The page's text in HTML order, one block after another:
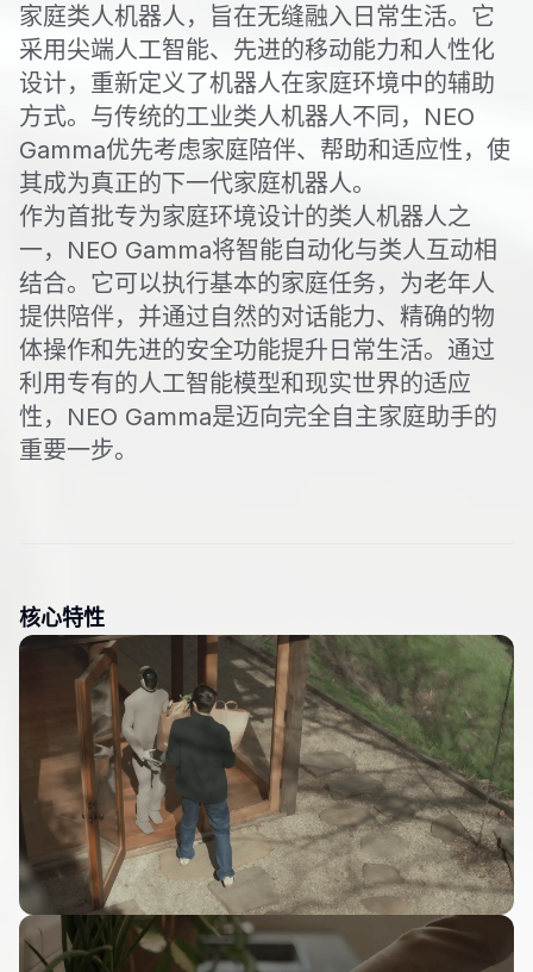
家庭类人机器人，旨在无缝融入日常生活。它
采用尖端人工智能、先进的移动能力和人性化
设计，重新定义了机器人在家庭环境中的辅助
方式。与传统的工业类人机器人不同，NEO
Gamma优先考虑家庭陪伴、帮助和适应性，使
其成为真正的下一代家庭机器人。
作为首批专为家庭环境设计的类人机器人之
一，NEO Gamma将智能自动化与类人互动相
结合。它可以执行基本的家庭任务，为老年人
提供陪伴，并通过自然的对话能力、精确的物
体操作和先进的安全功能提升日常生活。通过
利用专有的人工智能模型和现实世界的适应
性，NEO Gamma是迈向完全自主家庭助手的
重要一步。
核心特性